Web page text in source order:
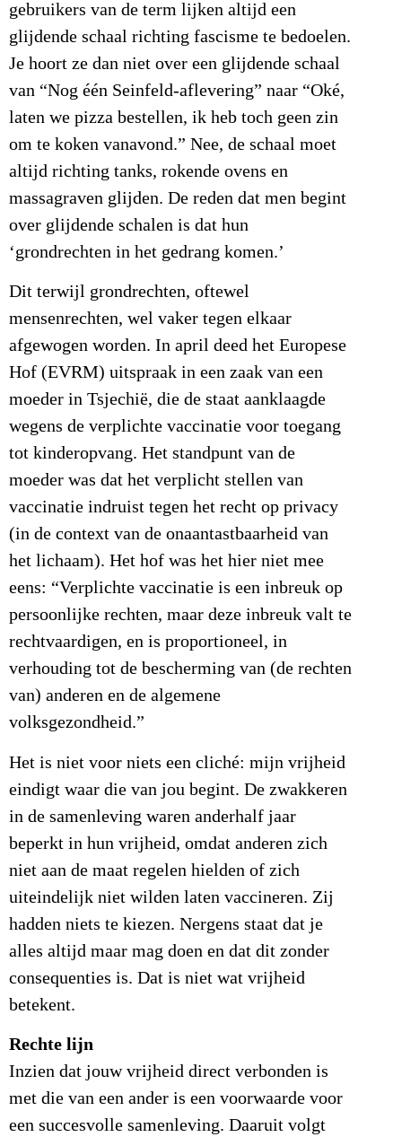
gebruikers van de term lijken altijd een
glijdende schaal richting fascisme te bedoelen.
Je hoort ze dan niet over een glijdende schaal
van “Nog één Seinfeld-aflevering” naar “Oké,
laten we pizza bestellen, ik heb toch geen zin
om te koken vanavond.” Nee, de schaal moet
altijd richting tanks, rokende ovens en
massagraven glijden. De reden dat men begint
over glijdende schalen is dat hun
‘grondrechten in het gedrang komen.’
Dit terwijl grondrechten, oftewel
mensenrechten, wel vaker tegen elkaar
afgewogen worden. In april deed het Europese
Hof (EVRM) uitspraak in een zaak van een
moeder in Tsjechië, die de staat aanklaagde
wegens de verplichte vaccinatie voor toegang
tot kinderopvang. Het standpunt van de
moeder was dat het verplicht stellen van
vaccinatie indruist tegen het recht op privacy
(in de context van de onaantastbaarheid van
het lichaam). Het hof was het hier niet mee
eens: “Verplichte vaccinatie is een inbreuk op
persoonlijke rechten, maar deze inbreuk valt te
rechtvaardigen, en is proportioneel, in
verhouding tot de bescherming van (de rechten
van) anderen en de algemene
volksgezondheid.”
Het is niet voor niets een cliché: mijn vrijheid
eindigt waar die van jou begint. De zwakkeren
in de samenleving waren anderhalf jaar
beperkt in hun vrijheid, omdat anderen zich
niet aan de maat regelen hielden of zich
uiteindelijk niet wilden laten vaccineren. Zij
hadden niets te kiezen. Nergens staat dat je
alles altijd maar mag doen en dat dit zonder
consequenties is. Dat is niet wat vrijheid
betekent.
Rechte lijn
Inzien dat jouw vrijheid direct verbonden is
met die van een ander is een voorwaarde voor
een succesvolle samenleving. Daaruit volgt